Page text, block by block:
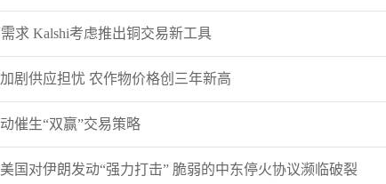
求 Kalshi考虑推出铜交易新工具
剧供应担忧 农作物价格创三年新高
催生“双赢”交易策略
国对伊朗发动“强力打击” 脆弱的中东停火协议濒临破裂
擎天！
薛晓庆
薛晓庆：黄金，已重回上涨结构
许安丰